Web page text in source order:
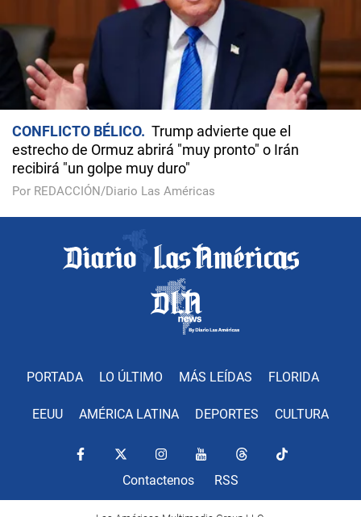
CONFLICTO BÉLICO
Trump advierte que el
estrecho de Ormuz abrirá "muy pronto" o Irán
recibirá "un golpe muy duro"
Por REDACCIÓN/Diario Las Américas
PORTADA LO ÚLTIMO MÁS LEÍDAS FLORIDA
EEUU AMÉRICA LATINA DEPORTES CULTURA
Contactenos RSS